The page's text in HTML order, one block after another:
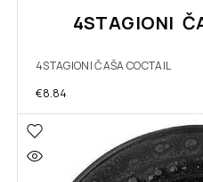
4STAGIONI
4STAGIONI ČAŠA COCTAIL
€8.84